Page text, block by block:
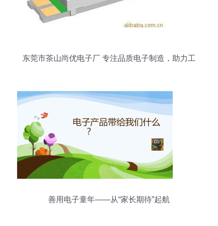
东莞市茶山尚优电子厂 专注品质电子制造，助力工
善用电子童年——从“家长期待”起航